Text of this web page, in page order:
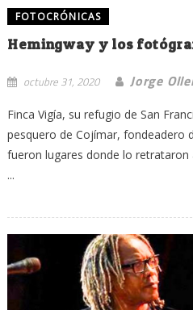
FOTOCRÓNICAS
Hemingway y los
octubre 31, 2020 Jorge
Finca Vigía, su refugio de San
pesquero de Cojímar, fondeadero
fueron lugares donde lo
...